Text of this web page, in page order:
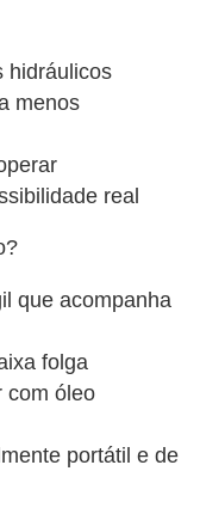
hidráulicos
menos
real
que acompanha
folga
com óleo
portátil e de